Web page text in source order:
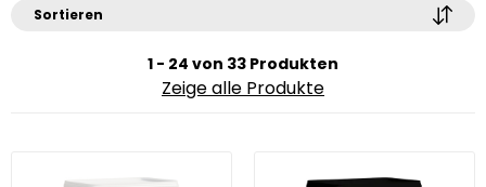
Sortieren
1 - 24 von 33 Produkten
Zeige alle Produkte